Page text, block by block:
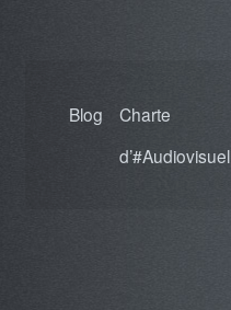
Blog
Charte
d’#Audiovisuel